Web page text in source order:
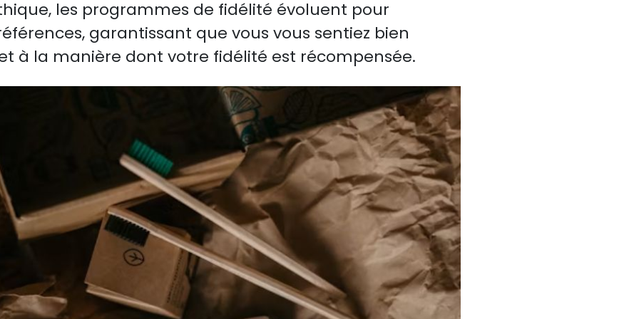
les programmes de fidélité évoluent pour
garantissant que vous vous sentiez bien
à la manière dont votre fidélité est récompensée.